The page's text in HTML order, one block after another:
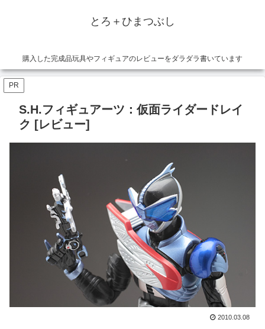
とろ＋ひまつぶし
購入した完成品玩具やフィギュアのレビューをダラダラ書いています
PR
S.H.フィギュアーツ：仮面ライダードレイ
ク [レビュー]
2010.03.08